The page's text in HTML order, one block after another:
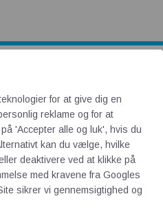
for at give dig en
reklame og for at
'Accepter alle og luk', hvis du
kan du vælge, hvilke
deaktivere ved at klikke på
med kravene fra Googles
sikrer vi gennemsigtighed og